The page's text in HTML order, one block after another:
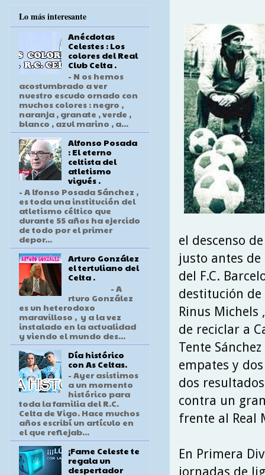
el descenso
justo antes
del F.C.
destitución de
Rinus
de reciclar a
Tente
empates y
dos
contra un
frente al Real
En Primera
jornadas de
Lo más interesante
Anécdotas
Celestes : Los
colores del Real
Club Celta .
- N os hemos
acostumbrado a ver
nuestro escudo ornado con
muchos colores : negro ,
naranja , granate , verde ,
blanco , azul marino , a...
Alfonso Posada
: El eterno
celtista del
atletismo
vigués .
- A lfonso Posada Sánchez ,
es toda una institución del
atletismo céltico que
durante 55 años ha ejercido
de todo por el primer
depor...
Arturo González
el tertuliano del
Celta .
- A
rturo González
es un heterodoxo
maravilloso , y a la vez
instalado en la actualidad
y viendo el mundo des...
Día histórico
con As Celtas.
- Ayer asistimos
a un momento
histórico para
toda la familia del R.C.
Celta de Vigo. Hace muchos
años escribí un artículo en
el que reflejab...
¡Fame Celeste te
regala un
despertador